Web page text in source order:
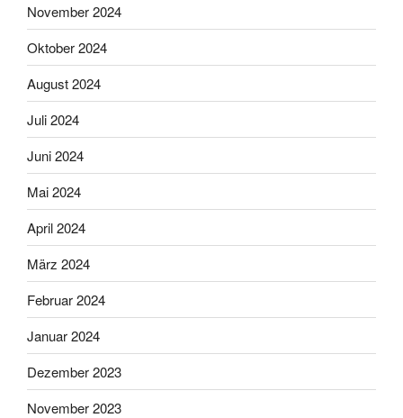
November 2024
Oktober 2024
August 2024
Juli 2024
Juni 2024
Mai 2024
April 2024
März 2024
Februar 2024
Januar 2024
Dezember 2023
November 2023